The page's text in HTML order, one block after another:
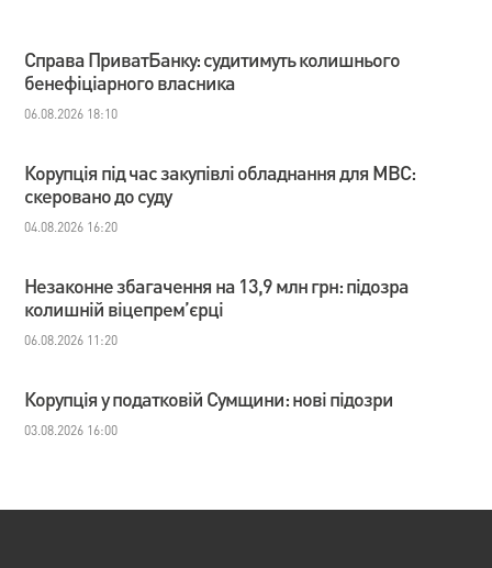
Справа ПриватБанку: судитимуть колишнього
бенефіціарного власника
06.08.2026 18:10
Корупція під час закупівлі обладнання для МВС:
скеровано до суду
04.08.2026 16:20
Незаконне збагачення на 13,9 млн грн: підозра
колишній віцепрем’єрці
06.08.2026 11:20
Корупція у податковій Сумщини: нові підозри
03.08.2026 16:00